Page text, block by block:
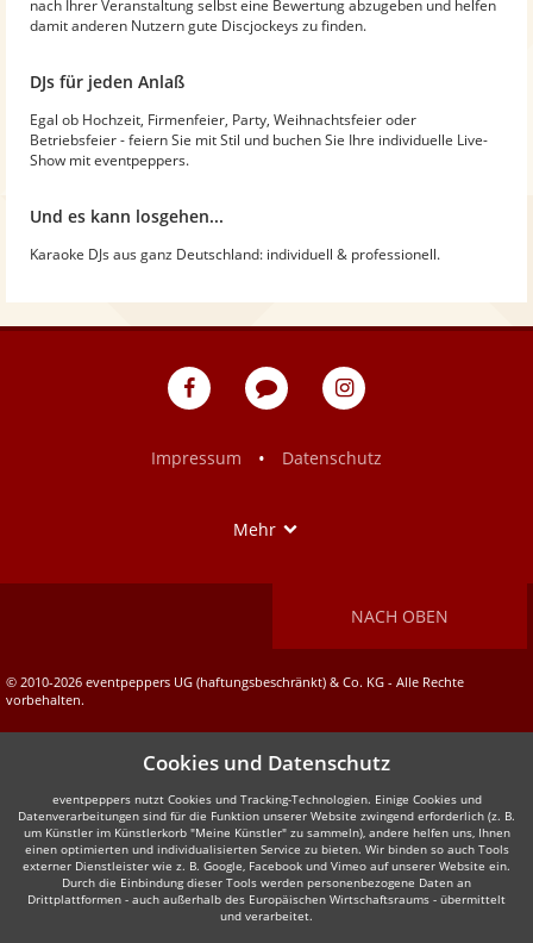
nach Ihrer Veranstaltung selbst eine Bewertung abzugeben und helfen
damit anderen Nutzern gute Discjockeys zu finden.
DJs für jeden Anlaß
Egal ob Hochzeit, Firmenfeier, Party, Weihnachtsfeier oder
Betriebsfeier - feiern Sie mit Stil und buchen Sie Ihre individuelle Live-
Show mit eventpeppers.
Und es kann losgehen...
Karaoke DJs aus ganz Deutschland: individuell & professionell.
eventpeppers
Blog
eventpeppers
Impressum
• Datenschutz
Mehr
NACH OBEN
© 2010-2026 eventpeppers UG (haftungsbeschränkt) & Co. KG - Alle Rechte
vorbehalten.
Cookies und Datenschutz
eventpeppers nutzt Cookies und Tracking-Technologien. Einige Cookies und
Datenverarbeitungen sind für die Funktion unserer Website zwingend erforderlich (z. B.
um Künstler im Künstlerkorb "Meine Künstler" zu sammeln), andere helfen uns, Ihnen
einen optimierten und individualisierten Service zu bieten. Wir binden so auch Tools
externer Dienstleister wie z. B. Google, Facebook und Vimeo auf unserer Website ein.
Durch die Einbindung dieser Tools werden personenbezogene Daten an
Drittplattformen - auch außerhalb des Europäischen Wirtschaftsraums - übermittelt
und verarbeitet.